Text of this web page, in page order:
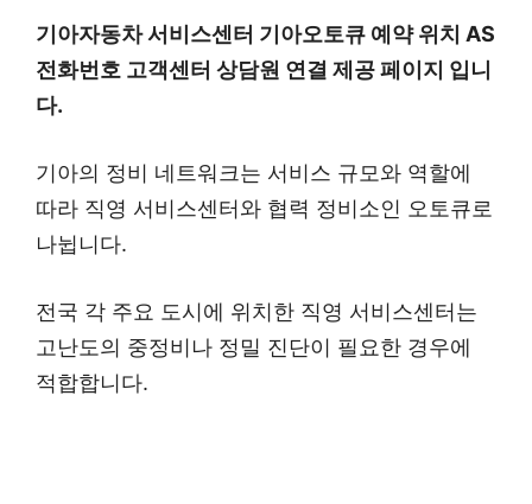
기아자동차 서비스센터 기아오토큐 예약 위치 AS
전화번호 고객센터 상담원 연결 제공 페이지 입니
다.
기아의 정비 네트워크는 서비스 규모와 역할에
따라 직영 서비스센터와 협력 정비소인 오토큐로
나뉩니다.
전국 각 주요 도시에 위치한 직영 서비스센터는
고난도의 중정비나 정밀 진단이 필요한 경우에
적합합니다.